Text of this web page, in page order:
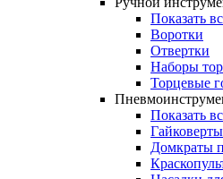
Показать
Воротки
Отвертки
Наборы
Торцевые
Показать
Домкраты